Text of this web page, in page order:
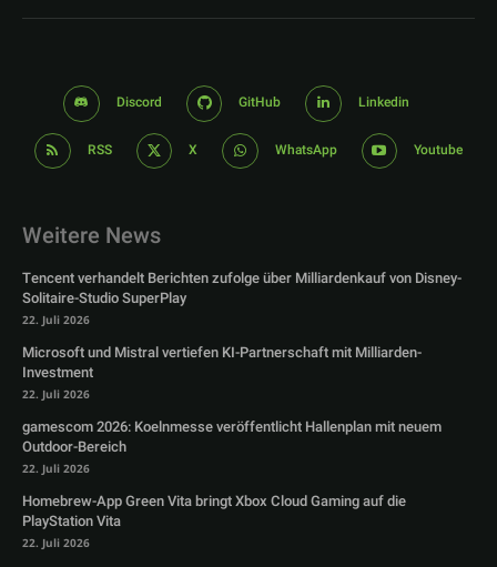
Discord GitHub Linkedin
RSS X WhatsApp Youtube
Weitere News
Tencent verhandelt Berichten zufolge über Milliardenkauf von Disney-
Solitaire-Studio SuperPlay
22. Juli 2026
Microsoft und Mistral vertiefen KI-Partnerschaft mit Milliarden-
Investment
22. Juli 2026
gamescom 2026: Koelnmesse veröffentlicht Hallenplan mit neuem
Outdoor-Bereich
22. Juli 2026
Homebrew-App Green Vita bringt Xbox Cloud Gaming auf die
PlayStation Vita
22. Juli 2026